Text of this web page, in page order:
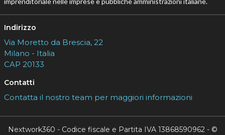
Indirizzo
Via Moretto da Brescia, 22
Milano - Italia
CAP 20133
Contatti
Contatta il nostro team per maggiori informazioni
Nextwork360 - Codice fiscale e Partita IVA 13868590962 - ©